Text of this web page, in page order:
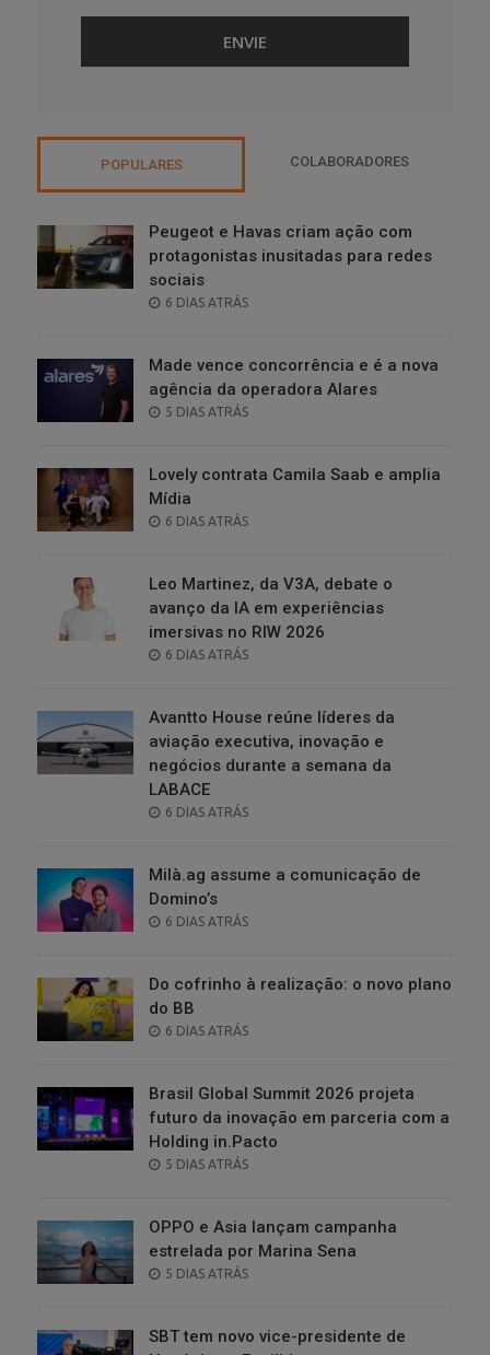
POPULARES COLABORADORES
Peugeot e Havas criam ação com
protagonistas inusitadas para redes
sociais
POSTED
6 DIAS ATRÁS
Made vence concorrência e é a nova
agência da operadora Alares
POSTED
5 DIAS ATRÁS
Lovely contrata Camila Saab e amplia
Mídia
POSTED
6 DIAS ATRÁS
Leo Martinez, da V3A, debate o
avanço da IA em experiências
imersivas no RIW 2026
POSTED
6 DIAS ATRÁS
Avantto House reúne líderes da
aviação executiva, inovação e
negócios durante a semana da
LABACE
POSTED
6 DIAS ATRÁS
Milà.ag assume a comunicação de
Domino’s
POSTED
6 DIAS ATRÁS
Do cofrinho à realização: o novo plano
do BB
POSTED
6 DIAS ATRÁS
Brasil Global Summit 2026 projeta
futuro da inovação em parceria com a
Holding in.Pacto
POSTED
5 DIAS ATRÁS
OPPO e Asia lançam campanha
estrelada por Marina Sena
POSTED
5 DIAS ATRÁS
SBT tem novo vice-presidente de